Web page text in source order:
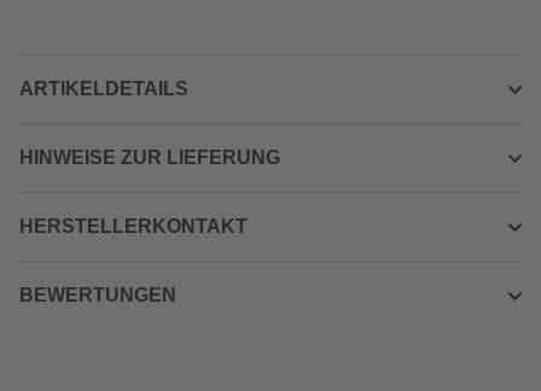
ARTIKELDETAILS
HINWEISE ZUR LIEFERUNG
HERSTELLERKONTAKT
BEWERTUNGEN